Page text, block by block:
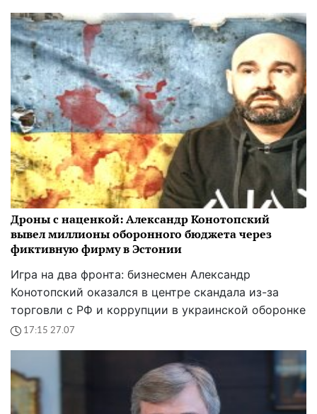
Дроны с наценкой: Александр Конотопский
вывел миллионы оборонного бюджета через
фиктивную фирму в Эстонии
Игра на два фронта: бизнесмен Александр
Конотопский оказался в центре скандала из-за
торговли с РФ и коррупции в украинской оборонке
17:15 27.07